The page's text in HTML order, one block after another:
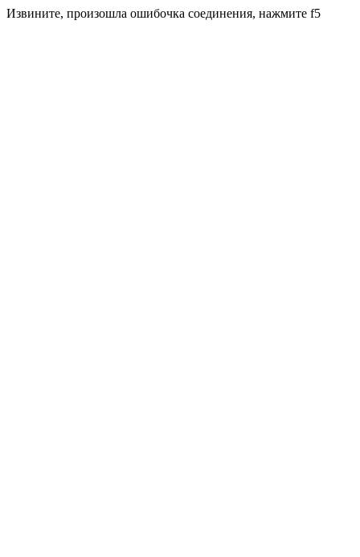
Извините, произошла ошибочка соединения, нажмите f5